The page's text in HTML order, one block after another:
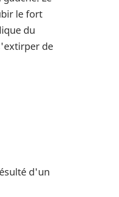
le fort
du
de
d'un